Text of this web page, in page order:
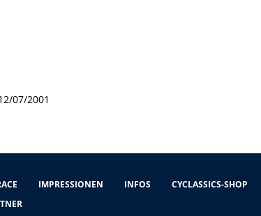
07/2001
IMPRESSIONEN INFOS
CYCLASSICS-SHOP